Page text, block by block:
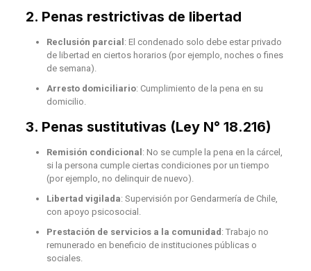
2. Penas restrictivas de libertad
Reclusión parcial : El condenado solo debe estar privado
de libertad en ciertos horarios (por ejemplo, noches o fines
de semana).
Arresto domiciliario: Cumplimiento de la pena en su
domicilio.
3. Penas sustitutivas (Ley N° 18.216)
Remisión condicional : No se cumple la pena en la cárcel,
si la persona cumple ciertas condiciones por un tiempo
(por ejemplo, no delinquir de nuevo).
Libertad vigilada: Supervisión por Gendarmería de Chile,
con apoyo psicosocial.
Prestación de servicios a la comunidad : Trabajo no
remunerado en beneficio de instituciones públicas o
sociales.